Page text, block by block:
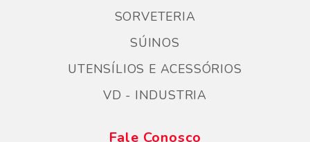
SORVETERIA
SÚINOS
UTENSÍLIOS E ACESSÓRIOS
VD - INDUSTRIA
Fale Conosco